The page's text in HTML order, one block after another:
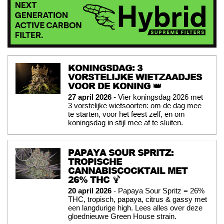
KONINGSDAG: 3
VORSTELIJKE WIETZAADJES
VOOR DE KONING 👑
27 april 2026 - Vier koningsdag 2026 met
3 vorstelijke wietsoorten: om de dag mee
te starten, voor het feest zelf, en om
koningsdag in stijl mee af te sluiten.
PAPAYA SOUR SPRITZ:
TROPISCHE
CANNABISCOCKTAIL MET
26% THC 🍹
20 april 2026 - Papaya Sour Spritz = 26%
THC, tropisch, papaya, citrus & gassy met
een langdurige high. Lees alles over deze
gloednieuwe Green House strain.